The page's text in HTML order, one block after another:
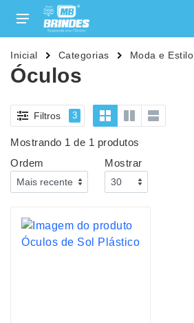
Inicial Categorias Moda e Estilo
Óculos
Filtros 3
Mostrando 1 de 1 produtos
Ordem
Mostrar